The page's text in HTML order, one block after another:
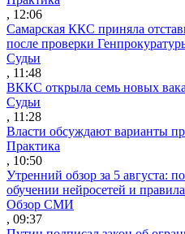
, 12:06
Самарская ККС приняла
после проверки
Судьи
, 11:48
ВККС открыла семь новых
Судьи
, 11:28
Власти обсуждают варианты
Практика
, 10:50
Утренний обзор за 5 августа:
обучении нейросетей и
Обзор СМИ
, 09:37